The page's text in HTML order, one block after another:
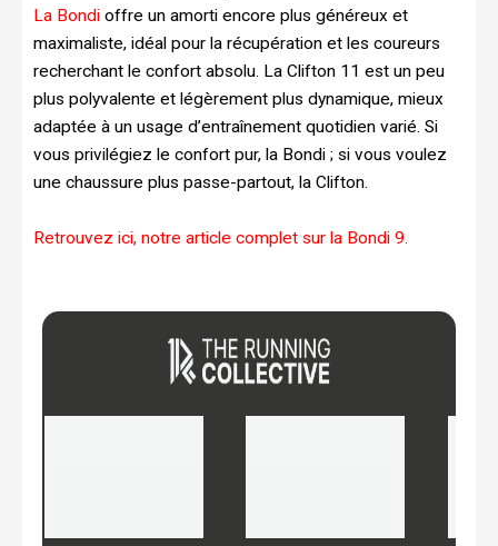
La Bondi offre un amorti encore plus généreux et
maximaliste, idéal pour la récupération et les coureurs
recherchant le confort absolu. La Clifton 11 est un peu
plus polyvalente et légèrement plus dynamique, mieux
adaptée à un usage d’entraînement quotidien varié. Si
vous privilégiez le confort pur, la Bondi ; si vous voulez
une chaussure plus passe-partout, la Clifton.
Retrouvez ici, notre article complet sur la Bondi 9.